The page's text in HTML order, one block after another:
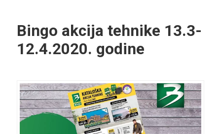
Bingo akcija tehnike 13.3-
12.4.2020. godine